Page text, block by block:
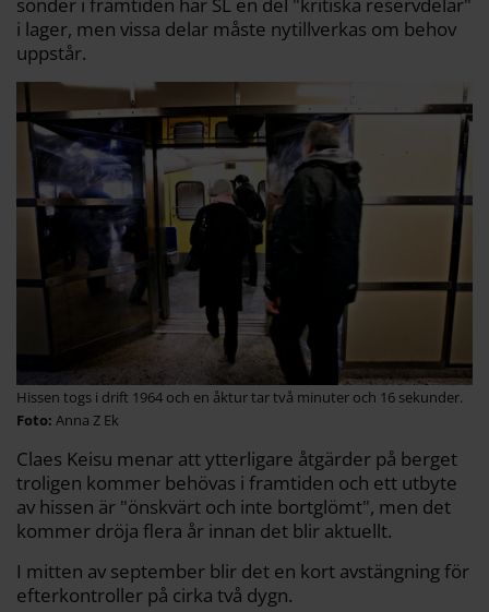
i lager, men vissa delar måste nytillverkas om behov
uppstår.
Hissen togs i drift 1964 och en åktur tar två minuter och 16 sekunder.
Anna Z Ek
Claes Keisu menar att ytterligare åtgärder på berget
troligen kommer behövas i framtiden och ett utbyte
av hissen är "önskvärt och inte bortglömt", men det
kommer dröja flera år innan det blir aktuellt.
I mitten av september blir det en kort avstängning för
efterkontroller på cirka två dygn.